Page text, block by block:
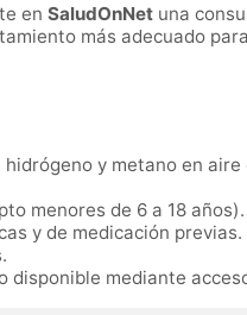
en SaludOnNet una
más adecuado
hidrógeno y metano en
menores de 6 a 18 años).
y de medicación previas.
disponible mediante